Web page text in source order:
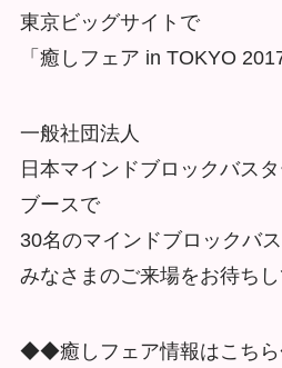
東京ビッグサイトで
「癒しフェア in TOKYO
一般社団法人
日本マインドブロックバス
ブースで
30名のマインドブロックバ
みなさまのご来場をお待ちし
◆◆癒しフェア情報はこち